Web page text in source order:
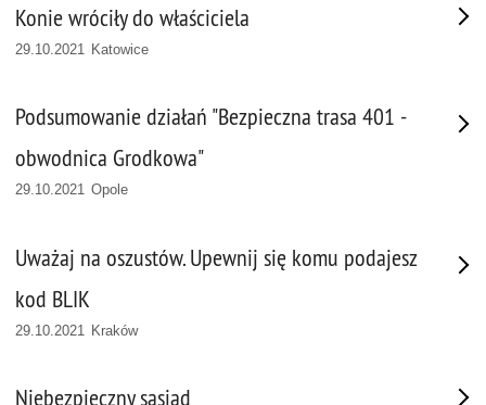
Konie wróciły do właściciela
29.10.2021 Katowice
Podsumowanie działań "Bezpieczna trasa 401 -
obwodnica Grodkowa"
29.10.2021 Opole
Uważaj na oszustów. Upewnij się komu podajesz
kod BLIK
29.10.2021 Kraków
Niebezpieczny sąsiad